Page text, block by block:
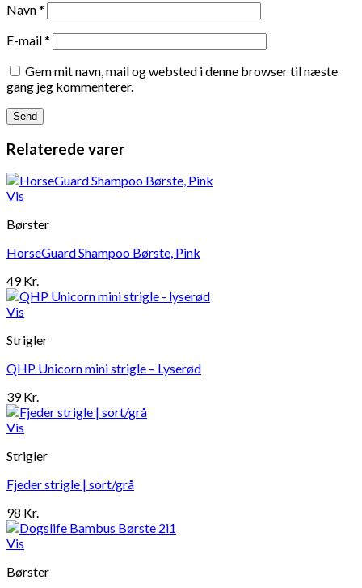
Navn*
E-mail*
Gem mit navn, mail og websted i denne browser til næste
gang jeg kommenterer.
Relaterede varer
Vis
Børster
HorseGuard Shampoo Børste, Pink
49Kr.
Vis
Strigler
QHP Unicorn mini strigle – Lyserød
39Kr.
Vis
Strigler
Fjeder strigle | sort/grå
98 Kr.
Vis
Børster